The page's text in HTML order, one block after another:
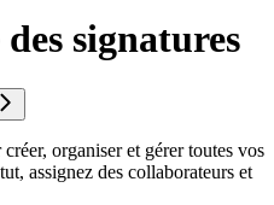
signatures
organiser et gérer toutes vos
assignez des collaborateurs et